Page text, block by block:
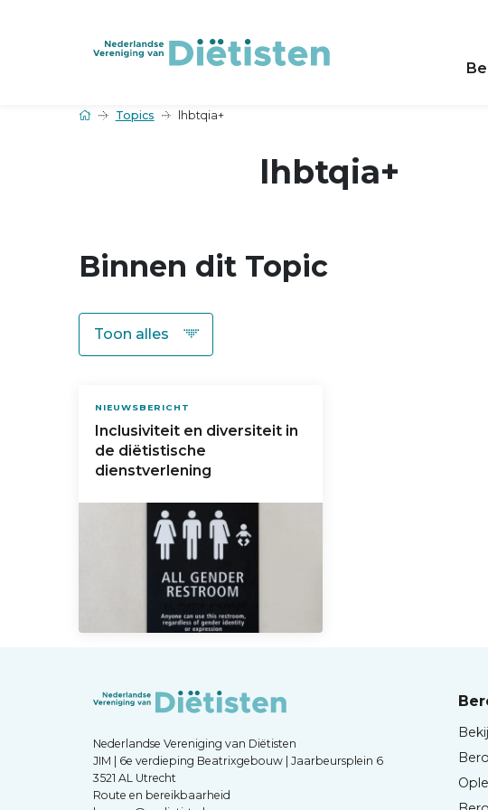
Topics lhbtqia+
lhbtqia+
Binnen dit Topic
NIEUWSBERICHT
Inclusiviteit en diversiteit in
de diëtistische
dienstverlening
Nederlandse Vereniging van Diëtisten
JIM | 6e verdieping Beatrixgebouw | Jaarbeursplein 6
3521 AL Utrecht
Route en bereikbaarheid